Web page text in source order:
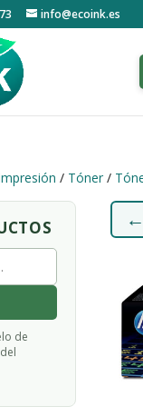
info@ecoink.es
/ Tóner /
de